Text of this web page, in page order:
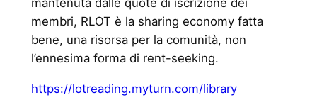
membri, RLOT è la sharing economy fatta
bene, una risorsa per la comunità, non
l’ennesima forma di rent-seeking.
https://lotreading.myturn.com/library